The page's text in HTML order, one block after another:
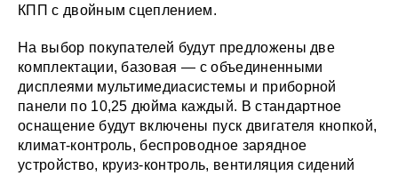
КПП с двойным сцеплением.
На выбор покупателей будут предложены две
комплектации, базовая — с объединенными
дисплеями мультимедиасистемы и приборной
панели по 10,25 дюйма каждый. В стандартное
оснащение будут включены пуск двигателя кнопкой,
климат-контроль, беспроводное зарядное
устройство, круиз-контроль, вентиляция сидений